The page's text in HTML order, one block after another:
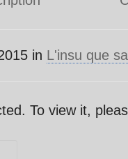
in L'insu que
To view it,